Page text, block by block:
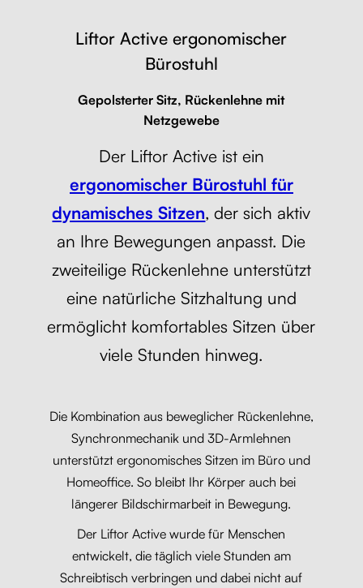
Liftor Active ergonomischer
Bürostuhl
Gepolsterter Sitz, Rückenlehne mit
Netzgewebe
Der Liftor Active ist ein
ergonomischer Bürostuhl für
dynamisches Sitzen, der sich aktiv
an Ihre Bewegungen anpasst. Die
zweiteilige Rückenlehne unterstützt
eine natürliche Sitzhaltung und
ermöglicht komfortables Sitzen über
viele Stunden hinweg.
Die Kombination aus beweglicher Rückenlehne,
Synchronmechanik und 3D-Armlehnen
unterstützt ergonomisches Sitzen im Büro und
Homeoffice. So bleibt Ihr Körper auch bei
längerer Bildschirmarbeit in Bewegung.
Der Liftor Active wurde für Menschen
entwickelt, die täglich viele Stunden am
Schreibtisch verbringen und dabei nicht auf